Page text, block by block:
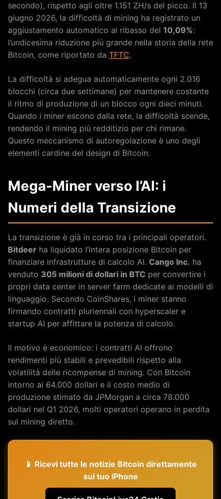
secondo), rispetto agli oltre 1.151 ZH/s del picco. Il 13
giugno 2026, la difficoltà di mining ha registrato un
aggiustamento automatico al ribasso del 10,09%:
l’undicesima riduzione più grande nella storia della rete
Bitcoin, come riportato da TFTC.
La difficoltà si adegua automaticamente ogni 2.016
blocchi (circa due settimane) per mantenere costante
il ritmo di produzione di un blocco ogni dieci minuti.
Quando i miner escono dalla rete, la difficoltà scende,
rendendo il mining più redditizio per chi rimane.
Questo meccanismo di autoregolazione è uno degli
elementi cardine del design di Bitcoin.
Mega-Miner verso l’AI: i
Numeri della Transizione
La transizione è già in corso tra i principali operatori.
Bitdeer ha liquidato l’intera posizione Bitcoin per
finanziare infrastrutture di calcolo AI. Cango Inc. ha
venduto 305 milioni di dollari in BTC per convertire i
propri data center in server farm dedicate ai modelli di
linguaggio. Secondo CoinShares, i miner stanno
firmando contratti pluriennali con hyperscaler e
startup AI per affittare la potenza di calcolo.
Il motivo è economico: i contratti AI offrono
rendimenti più stabili e prevedibili rispetto alla
volatilità delle ricompense di mining. Con Bitcoin
intorno ai 64.000 dollari e il costo medio di
produzione stimato da JPMorgan a circa 78.000
dollari nel Q1 2026, molti operatori operano in perdita
sul mining diretto.
📱 Ricevi tutte le notizie Bitcoin direttamente
sul tuo iPhone